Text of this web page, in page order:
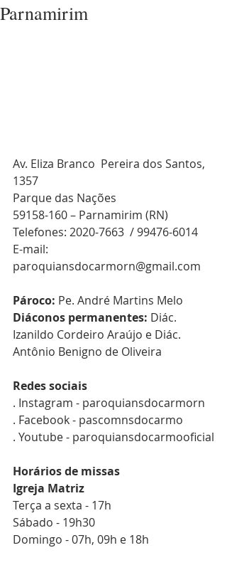
Parnamirim
Av. Eliza Branco  Pereira dos Santos,
1357
Parque das Nações
59158-160 – Parnamirim (RN)
Telefones: 2020-7663  / 99476-6014
E-mail:
paroquiansdocarmorn@gmail.com
Pároco: Pe. André Martins Melo
Diáconos permanentes: Diác.
Izanildo Cordeiro Araújo e Diác.
Antônio Benigno de Oliveira
Redes sociais
. Instagram - paroquiansdocarmorn
. Facebook - pascomnsdocarmo
. Youtube - paroquiansdocarmooficial
Horários de missas
Igreja Matriz
Terça a sexta - 17h
Sábado - 19h30
Domingo - 07h, 09h e 18h